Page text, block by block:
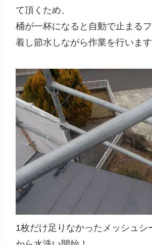
て頂くため、
桶が一杯になると自動で止まる
着し節水しながら作業を行います
1枚だけ足りなかったメッシュシ